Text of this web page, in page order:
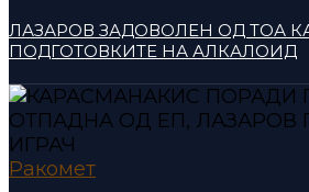
ЛАЗАРОВ ЗАДОВОЛЕН ОД ТОА
ПОДГОТОВКИТЕ НА АЛКАЛОИД
Ракомет